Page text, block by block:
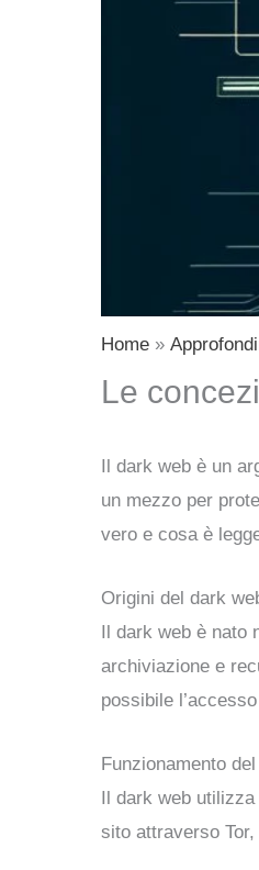
Home
Le
Il dark web è un
un mezzo per
vero e cosa è
Origini del dark
Il dark web è
archiviazione e
possibile
Funzionamento
Il dark web
sito attraverso